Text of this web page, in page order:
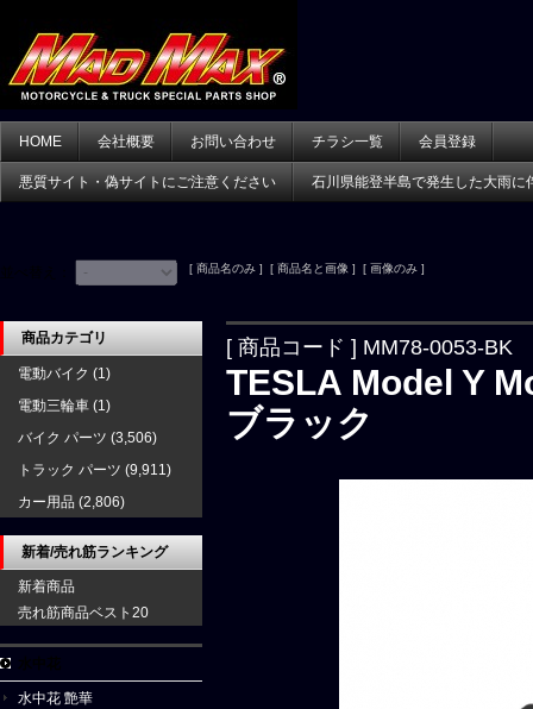
HOME 会社概要 お問い合わせ チラシ一覧 会員登録
悪質サイト・偽サイトにご注意ください 石川県能登半島で発生した大雨に
[ 商品名のみ ] [ 商品名と画像 ] [ 画像のみ ]
[ 商品コード ] MM78-0053-BK
TESLA Model Y
ブラック
商品カテゴリ
電動バイク (1)
電動三輪車 (1)
バイク パーツ (3,506)
トラック パーツ (9,911)
カー用品 (2,806)
新着/売れ筋ランキング
新着商品
売れ筋商品ベスト20
水中花 艶華